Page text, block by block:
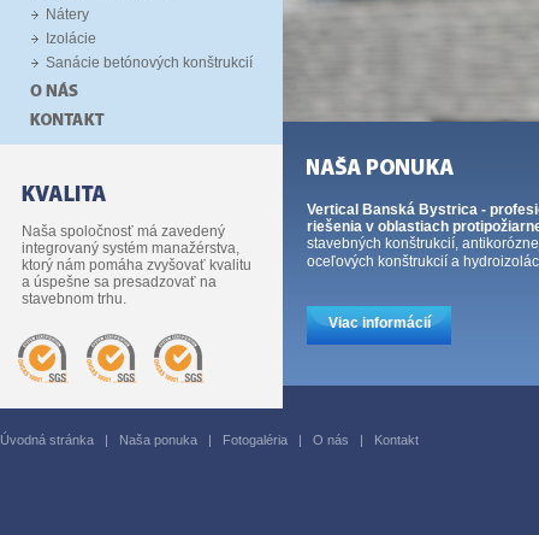
Nátery
Izolácie
Sanácie betónových konštrukcií
Naša spoločnosť má zavedený
integrovaný systém manažérstva,
ktorý nám pomáha zvyšovať kvalitu
a úspešne sa presadzovať na
stavebnom trhu.
Vertical Banská Bystrica -
riešenia v oblastiach
stavebných konštrukcií,
oceľových konštrukcií a
Viac informácií
Úvodná stránka | Naša ponuka | Fotogaléria | O nás | Kontakt